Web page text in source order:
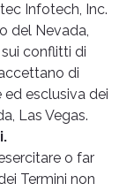
Infotech, Inc.
del Nevada,
conflitti di
di
esclusiva dei
Las Vegas.
o far
Termini non